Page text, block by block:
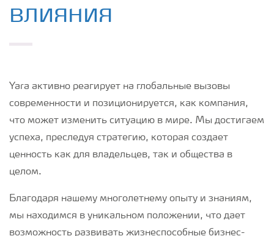
влияния
Yara активно реагирует на глобальные вызовы
современности и позиционируется, как компания,
что может изменить ситуацию в мире. Мы достигаем
успеха, преследуя стратегию, которая создает
ценность как для владельцев, так и общества в
целом.
Благодаря нашему многолетнему опыту и знаниям,
мы находимся в уникальном положении, что дает
возможность развивать жизнеспособные бизнес-